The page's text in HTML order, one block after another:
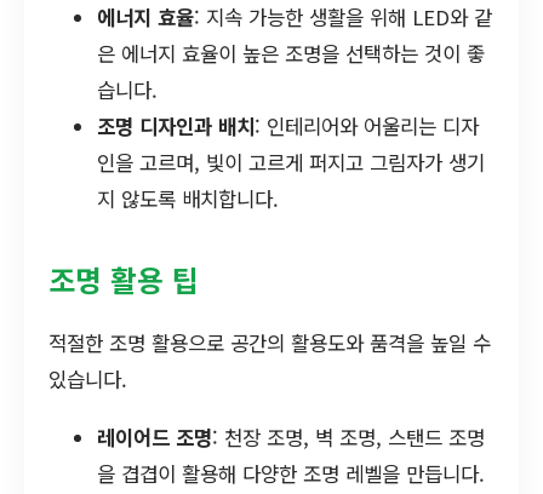
에너지 효율: 지속 가능한 생활을 위해 LED와 같
은 에너지 효율이 높은 조명을 선택하는 것이 좋
습니다.
조명 디자인과 배치: 인테리어와 어울리는 디자
인을 고르며, 빛이 고르게 퍼지고 그림자가 생기
지 않도록 배치합니다.
조명 활용 팁
적절한 조명 활용으로 공간의 활용도와 품격을 높일 수
있습니다.
레이어드 조명: 천장 조명, 벽 조명, 스탠드 조명
을 겹겹이 활용해 다양한 조명 레벨을 만듭니다.